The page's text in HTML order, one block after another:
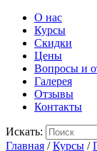
О нас
Курсы
Скидки
Цены
Вопросы и
Галерея
Отзывы
Контакты
Искать:
Главная / Курсы /